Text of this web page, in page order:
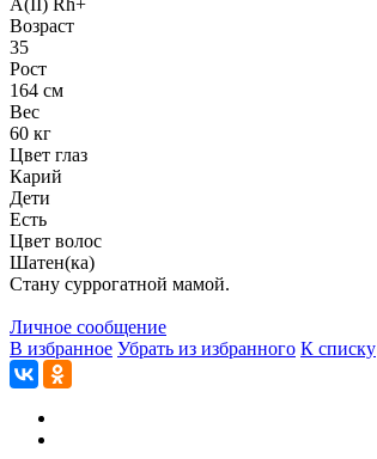
Возраст
35
Рост
164 см
Вес
60 кг
Цвет глаз
Карий
Дети
Есть
Цвет волос
Шатен(ка)
Стану суррогатной мамой.
Личное сообщение
В избранное Убрать из избранного К списку